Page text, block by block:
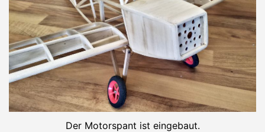
Der Motorspant ist eingebaut.